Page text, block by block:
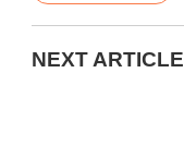
NEXT ARTICLE